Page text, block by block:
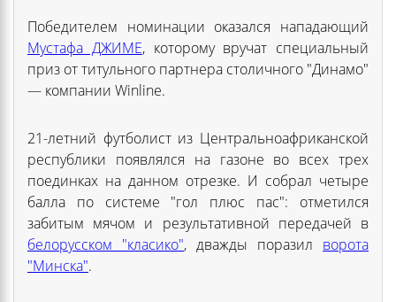
Победителем номинации оказался нападающий
Мустафа ДЖИМЕ, которому вручат специальный
приз от титульного партнера столичного "Динамо"
— компании Winline.
21-летний футболист из Центральноафриканской
республики появлялся на газоне во всех трех
поединках на данном отрезке. И собрал четыре
балла по системе "гол плюс пас": отметился
забитым мячом и результативной передачей в
белорусском "класико", дважды поразил ворота
"Минска".